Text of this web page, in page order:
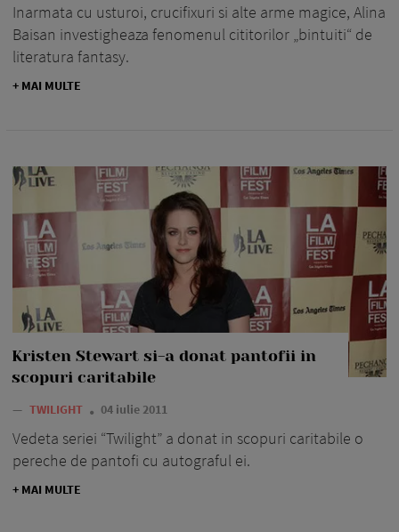
Inarmata cu ustu­roi, crucifixuri si alte arme magice, Alina
Baisan investi­gheaza fe­no­menul citi­torilor „bintuiti“ de
literatura fantasy.
+ MAI MULTE
Kristen Stewart si-a donat pantofii in
scopuri caritabile
— TWILIGHT 04 iulie 2011
Vedeta seriei “Twilight” a donat in scopuri caritabile o
pereche de pantofi cu autograful ei.
+ MAI MULTE